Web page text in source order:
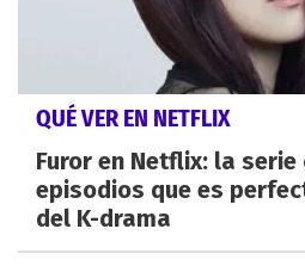
QUÉ VER EN NETFLIX
Furor en Netflix: la serie
episodios que es
del K-drama